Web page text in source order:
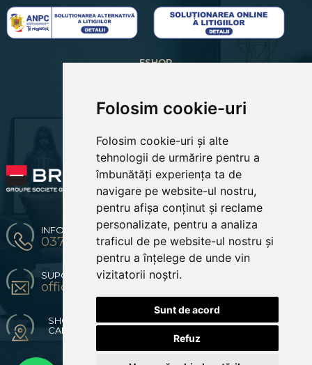
Folosim cookie-uri
Folosim cookie-uri și alte
tehnologii de urmărire pentru a
îmbunătăți experiența ta de
navigare pe website-ul nostru,
pentru afișa conținut și reclame
personalizate, pentru a analiza
traficul de pe website-ul nostru și
pentru a înțelege de unde vin
vizitatorii noștri.
Sunt de acord
Refuz
ESHOP
RECUPERARE PAROLA
EDITARE PROFIL
PREFERINTE COOKIES
INFO & COMENZI
0371 904 216 / 0774670619
SUPORT CLIENTI
office@bestsofa.ro
SHOWROOM
CALEA LUGOJULUI 2 TIMISOARA